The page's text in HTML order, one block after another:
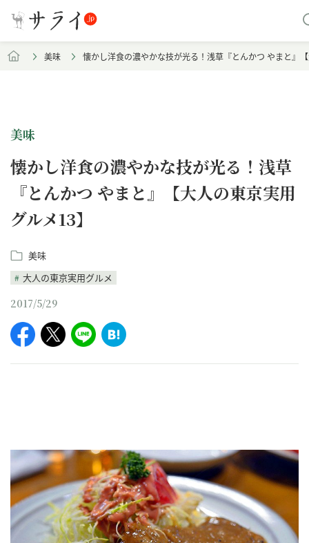
美味 懐かし洋食の濃やかな技が光る！浅草『とんかつ やまと』
美味
懐かし洋食の濃やかな技が光る！浅草
『とんかつ やまと』【大人の東京実用
グルメ13】
美味
大人の東京実用グルメ
2017/5/29